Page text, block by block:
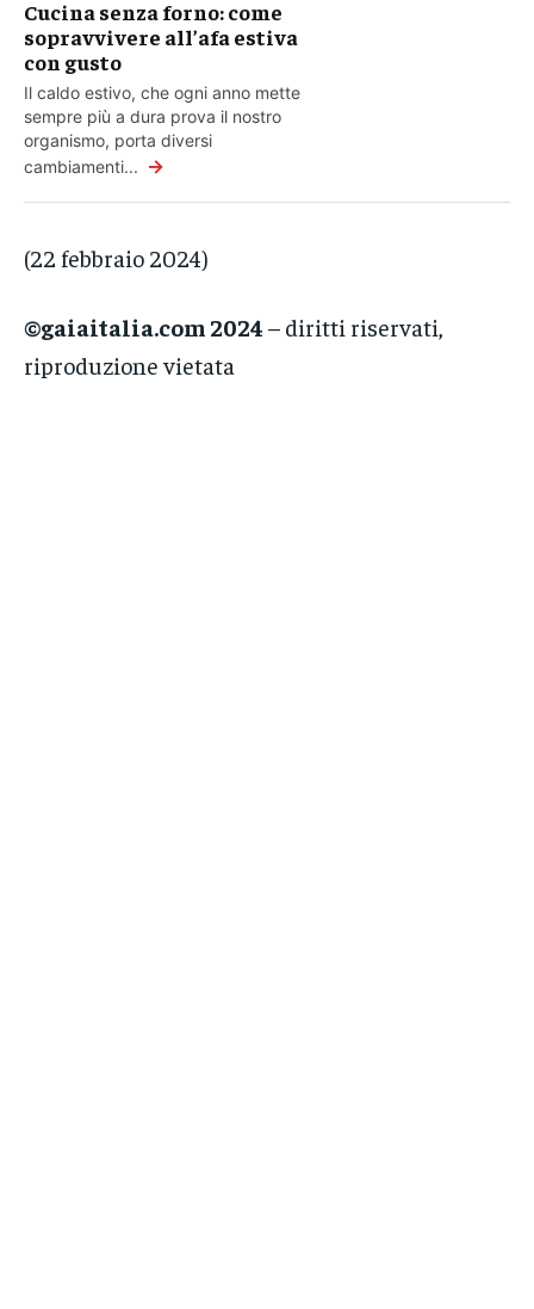
Cucina senza forno: come
sopravvivere all’afa estiva
con gusto
Il caldo estivo, che ogni anno mette
sempre più a dura prova il nostro
organismo, porta diversi
cambiamenti... →
(22 febbraio 2024)
©gaiaitalia.com 2024 – diritti riservati,
riproduzione vietata